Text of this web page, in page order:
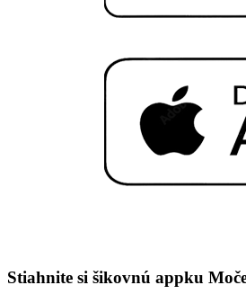
Stiahnite si šikovnú appku